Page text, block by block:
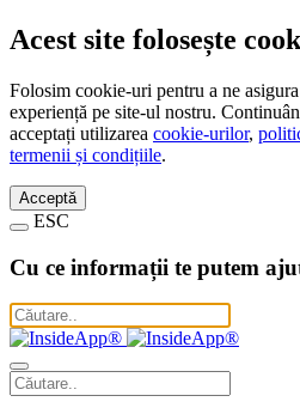
Acest site folosește
Folosim cookie-uri pentru a ne
experiență pe site-ul nostru.
acceptați utilizarea cookie-urilor,
termenii și condițiile.
Acceptă
ESC
Cu ce informații te putem